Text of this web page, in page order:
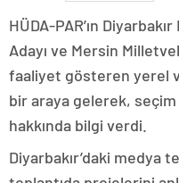
HÜDA-PAR’ın
Adayı ve Mersin
faaliyet gösteren yerel
bir araya gelerek, seçim
hakkında bilgi verdi.
Diyarbakır’daki